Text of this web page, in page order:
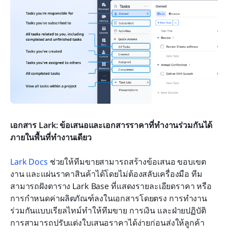
เอกสาร Lark: ข้อเสนอและเอกสารราคาที่ทำงานร่วมกันได้
ภายในพื้นที่ทำงานเดียว
Lark Docs ช่วยให้ทีมขายสามารถสร้างข้อเสนอ ขอบเขต
งาน และแผ่นราคาสินค้าได้โดยไม่ต้องสลับเครื่องมือ ทีม
สามารถฝังตาราง Lark Base ที่แสดงรายละเอียดราคา หรือ
การกำหนดค่าผลิตภัณฑ์ลงในเอกสารโดยตรง การทำงาน
ร่วมกันแบบเรียลไทม์ทำให้ทีมขาย การเงิน และฝ่ายปฏิบัติ
การสามารถปรับแต่งใบเสนอราคาได้ง่ายก่อนส่งให้ลูกค้า